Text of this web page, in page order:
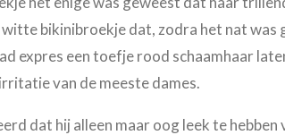
bikinibroekje dat, zodra het nat was
expres een toefje rood schaamhaar
van de meeste dames.
dat hij alleen maar oog leek te